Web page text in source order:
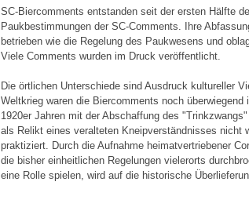
SC-Biercomments entstanden seit der ersten Hälfte
Paukbestimmungen der SC-Comments. Ihre
betrieben wie die Regelung des Paukwesens und
Viele Comments wurden im Druck veröffentlicht.
Die örtlichen Unterschiede sind Ausdruck kultureller
Weltkrieg waren die Biercomments noch
1920er Jahren mit der Abschaffung des
als Relikt eines veralteten Kneipverständnisses
praktiziert. Durch die Aufnahme heimatvertriebener
die bisher einheitlichen Regelungen vielerorts
eine Rolle spielen, wird auf die historische